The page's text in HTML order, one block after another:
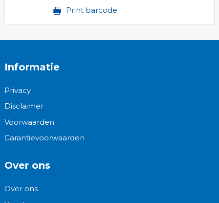
Print barcode
Informatie
Privacy
Disclaimer
Voorwaarden
Garantievoorwaarden
Over ons
Over ons